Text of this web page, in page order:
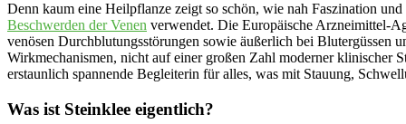
Denn kaum eine Heilpflanze zeigt so schön, wie nah Faszination
Beschwerden der Venen verwendet. Die Europäische Arzneimittel-
venösen Durchblutungsstörungen sowie äußerlich bei Blutergüssen
Wirkmechanismen, nicht auf einer großen Zahl moderner klinischer
erstaunlich spannende Begleiterin für alles, was mit Stauung,
Was ist Steinklee eigentlich?